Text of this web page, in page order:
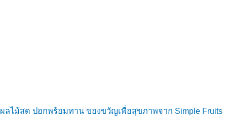
ผลไม้สด ปอกพร้อมทาน ของขวัญเพื่อสุขภาพจาก Simple Fruits